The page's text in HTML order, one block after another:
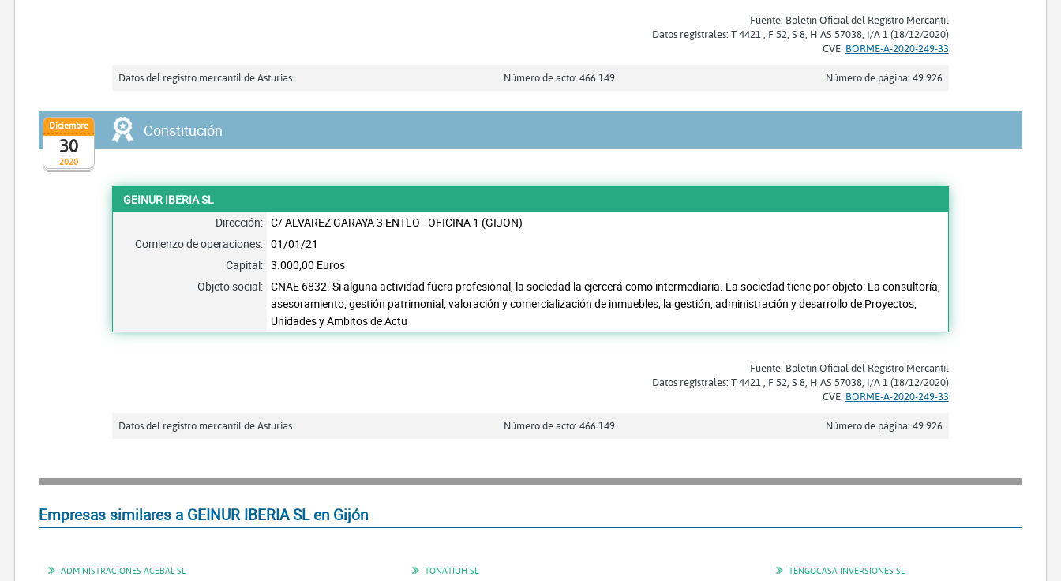
Fuente: Boletín Oficial del Registro Mercantil
Datos registrales: T 4421 , F 52, S 8, H AS 57038, I/A 1 (18/12/2020)
CVE: BORME-A-2020-249-33
Datos del registro mercantil de Asturias Número de acto: 466.149 Número de página: 49.926
2020
Diciembre
30
Constitución
GEINUR IBERIA SL
Dirección: C/ ALVAREZ GARAYA 3 ENTLO - OFICINA 1 (GIJON)
Comienzo de operaciones: 01/01/21
Capital: 3.000,00 Euros
Objeto social: CNAE 6832. Si alguna actividad fuera profesional, la sociedad la ejercerá como intermediaria. La sociedad tiene por objeto: La consultoría,
asesoramiento, gestión patrimonial, valoración y comercialización de inmuebles; la gestión, administración y desarrollo de Proyectos,
Unidades y Ambitos de Actu
Fuente: Boletín Oficial del Registro Mercantil
Datos registrales: T 4421 , F 52, S 8, H AS 57038, I/A 1 (18/12/2020)
CVE: BORME-A-2020-249-33
Datos del registro mercantil de Asturias Número de acto: 466.149 Número de página: 49.926
Empresas similares a GEINUR IBERIA SL en Gijón
ADMINISTRACIONES ACEBAL SL TONATIUH SL TENGOCASA INVERSIONES SL